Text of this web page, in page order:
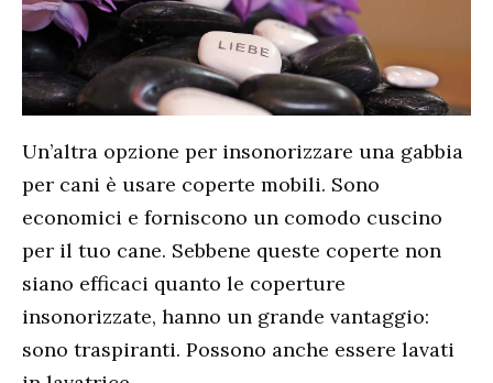
Un’altra opzione per insonorizzare una gabbia
per cani è usare coperte mobili. Sono
economici e forniscono un comodo cuscino
per il tuo cane. Sebbene queste coperte non
siano efficaci quanto le coperture
insonorizzate, hanno un grande vantaggio:
sono traspiranti. Possono anche essere lavati